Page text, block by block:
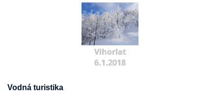
Vihorlat
6.1.2018
Vodná turistika